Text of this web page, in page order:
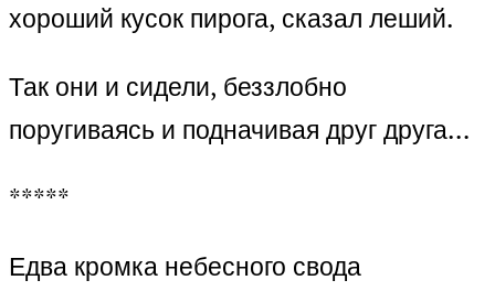
хороший кусок пирога, сказал леший.
Так они и сидели, беззлобно
поругиваясь и подначивая друг друга…
*****
Едва кромка небесного свода